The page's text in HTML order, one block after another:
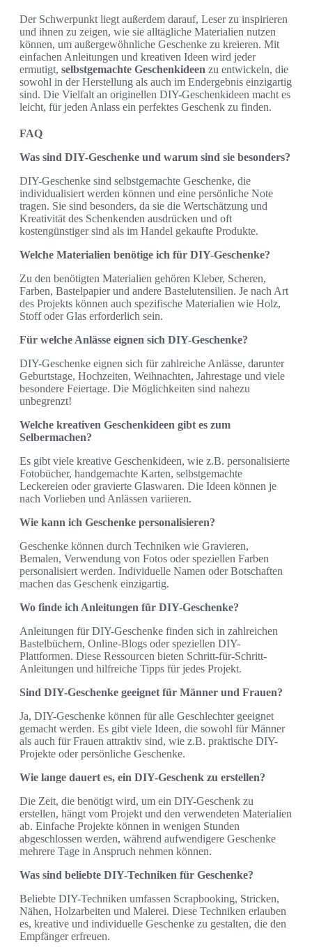
Der Schwerpunkt liegt außerdem darauf, Leser zu inspirieren
und ihnen zu zeigen, wie sie alltägliche Materialien nutzen
können, um außergewöhnliche Geschenke zu kreieren. Mit
einfachen Anleitungen und kreativen Ideen wird jeder
ermutigt, selbstgemachte Geschenkideen zu entwickeln, die
sowohl in der Herstellung als auch im Endergebnis einzigartig
sind. Die Vielfalt an originellen DIY-Geschenkideen macht es
leicht, für jeden Anlass ein perfektes Geschenk zu finden.
FAQ
Was sind DIY-Geschenke und warum sind sie besonders?
DIY-Geschenke sind selbstgemachte Geschenke, die
individualisiert werden können und eine persönliche Note
tragen. Sie sind besonders, da sie die Wertschätzung und
Kreativität des Schenkenden ausdrücken und oft
kostengünstiger sind als im Handel gekaufte Produkte.
Welche Materialien benötige ich für DIY-Geschenke?
Zu den benötigten Materialien gehören Kleber, Scheren,
Farben, Bastelpapier und andere Bastelutensilien. Je nach Art
des Projekts können auch spezifische Materialien wie Holz,
Stoff oder Glas erforderlich sein.
Für welche Anlässe eignen sich DIY-Geschenke?
DIY-Geschenke eignen sich für zahlreiche Anlässe, darunter
Geburtstage, Hochzeiten, Weihnachten, Jahrestage und viele
besondere Feiertage. Die Möglichkeiten sind nahezu
unbegrenzt!
Welche kreativen Geschenkideen gibt es zum
Selbermachen?
Es gibt viele kreative Geschenkideen, wie z.B. personalisierte
Fotobücher, handgemachte Karten, selbstgemachte
Leckereien oder gravierte Glaswaren. Die Ideen können je
nach Vorlieben und Anlässen variieren.
Wie kann ich Geschenke personalisieren?
Geschenke können durch Techniken wie Gravieren,
Bemalen, Verwendung von Fotos oder speziellen Farben
personalisiert werden. Individuelle Namen oder Botschaften
machen das Geschenk einzigartig.
Wo finde ich Anleitungen für DIY-Geschenke?
Anleitungen für DIY-Geschenke finden sich in zahlreichen
Bastelbüchern, Online-Blogs oder speziellen DIY-
Plattformen. Diese Ressourcen bieten Schritt-für-Schritt-
Anleitungen und hilfreiche Tipps für jedes Projekt.
Sind DIY-Geschenke geeignet für Männer und Frauen?
Ja, DIY-Geschenke können für alle Geschlechter geeignet
gemacht werden. Es gibt viele Ideen, die sowohl für Männer
als auch für Frauen attraktiv sind, wie z.B. praktische DIY-
Projekte oder persönliche Geschenke.
Wie lange dauert es, ein DIY-Geschenk zu erstellen?
Die Zeit, die benötigt wird, um ein DIY-Geschenk zu
erstellen, hängt vom Projekt und den verwendeten Materialien
ab. Einfache Projekte können in wenigen Stunden
abgeschlossen werden, während aufwendigere Geschenke
mehrere Tage in Anspruch nehmen können.
Was sind beliebte DIY-Techniken für Geschenke?
Beliebte DIY-Techniken umfassen Scrapbooking, Stricken,
Nähen, Holzarbeiten und Malerei. Diese Techniken erlauben
es, kreative und individuelle Geschenke zu gestalten, die den
Empfänger erfreuen.